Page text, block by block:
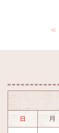
«
日 月